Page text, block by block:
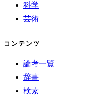
科学
芸術
コンテンツ
論考一覧
辞書
検索